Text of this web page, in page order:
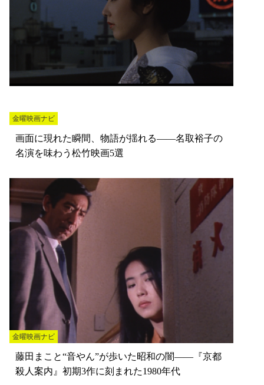
金曜映画ナビ
画面に現れた瞬間、物語が揺れる――名取裕子の
名演を味わう松竹映画5選
金曜映画ナビ
藤田まこと“音やん”が歩いた昭和の闇――『京都
殺人案内』初期3作に刻まれた1980年代